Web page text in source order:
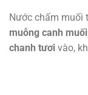
Nước chấm muối
muỗng canh
chanh tươi vào,